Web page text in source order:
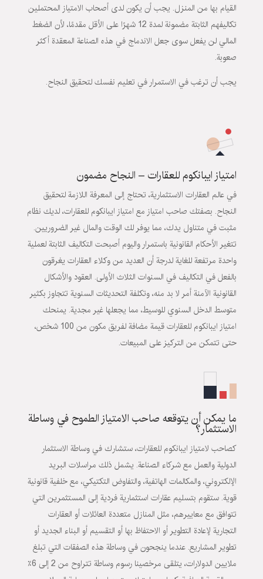
القيام بها من المنزل. يجب أن يكون لدى أصحاب الامتياز المحتملين
تكاليفهم الثابتة مضمونة لمدة 12 شهرًا على الأقل مقدمًا، لأن الضغط
المالي لن يفعل سوى جعل الاندماج في هذه الصناعة المعقدة أكثر
صعوبة.
يجب أن ترغب في الاستمرار في تعليم نفسك لتحقيق النجاح.
امتياز ايبانكوم للعقارات – النجاح مضمون
في عالم العقارات الاستثمارية، تحتاج إلى المعرفة اللازمة لتحقيق
النجاح. بصفتك صاحب امتياز مع امتياز ايبانكوم للعقارات، لديك نظام
مثبت في متناول يدك، مما يوفر لك الوقت والمال غير الضروريين.
تتغير الأحكام القانونية باستمرار واليوم أصبحت التكاليف الثابتة لعملية
واحدة مرتفعة للغاية لدرجة أن العديد من وكلاء العقارات يغرقون
بالفعل في التكاليف في السنوات الثلاث الأولى. العقود والأشكال
القانونية الآمنة أمر لا بد منه، وتكلفة التحديثات السنوية تتجاوز بكثير
متوسط ​​الدخل السنوي للوسيط، مما يجعلها غير مجدية. يمنحك
امتياز ايبانكوم للعقارات قيمة مضافة لفريق مكون من 100 شخص،
حتى تتمكن من التركيز على المبيعات.
ما يمكن أن يتوقعه صاحب الامتياز الطموح في وساطة
الاستثمار؟
كصاحب لامتياز ايبانكوم للعقارات، ستشارك في وساطة الاستثمار
الدولية والعمل مع شركاء الصناعة. يشمل ذلك مراسلات البريد
الإلكتروني، والمكالمات الهاتفية، والتفاوض التكتيكي، مع خلفية قانونية
قوية. ستقوم بتسليم عقارات استثمارية فردية إلى المستثمرين التي
تتوافق مع معاييرهم، مثل المنازل متعددة العائلات أو العقارات
التجارية لإعادة التطوير أو الاحتفاظ بها أو التقسيم أو البناء الجديد أو
تطوير المشاريع. عندما ينجحون في وساطة هذه الصفقات التي تبلغ
ملايين الدولارات، يتلقى مرخصينا رسوم وساطة تتراوح من 2 إلى 6٪